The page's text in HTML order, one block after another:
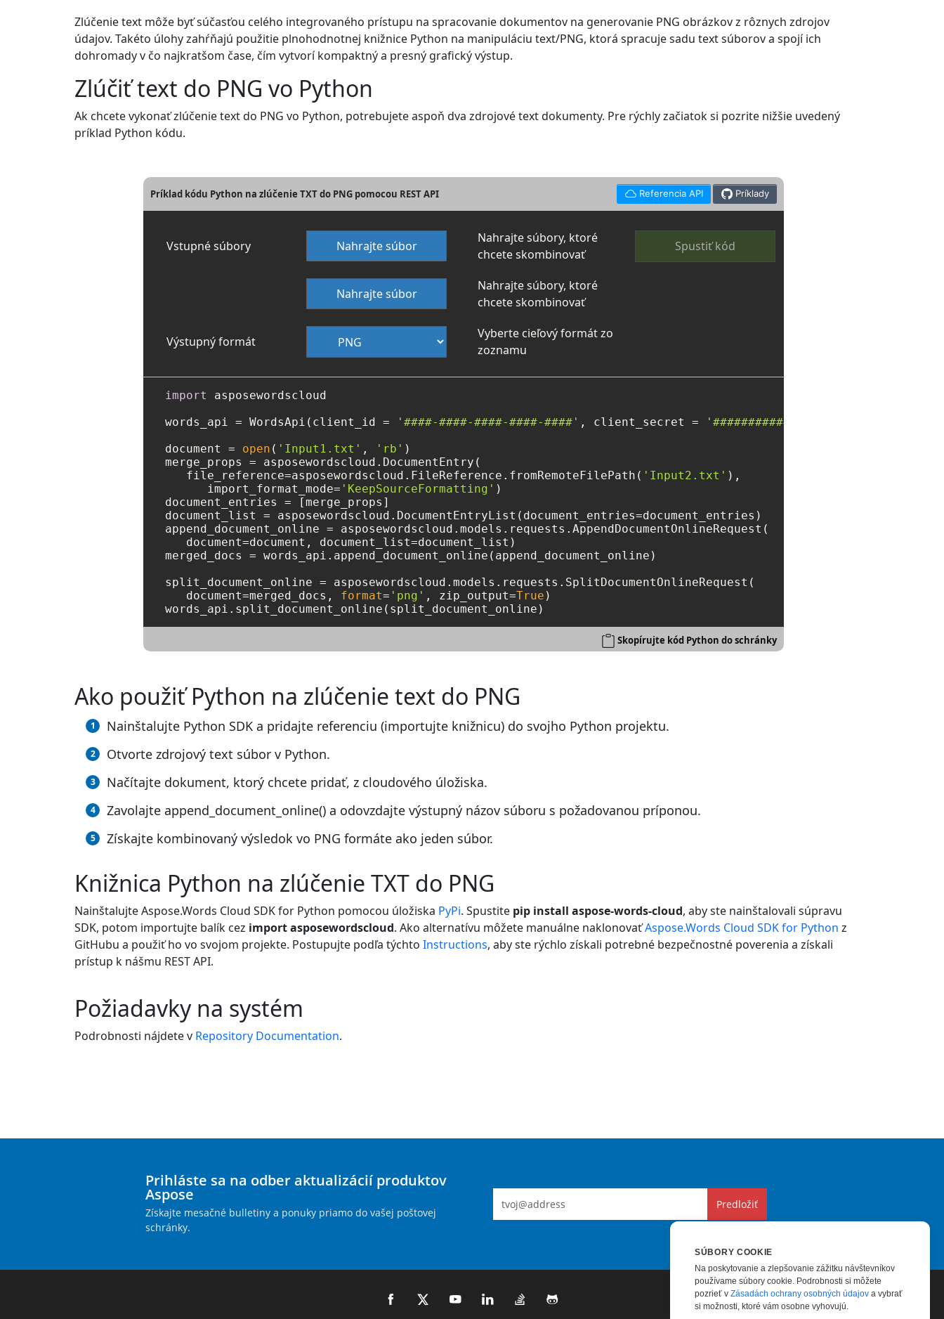
Zlúčenie text môže byť súčasťou celého integrovaného prístupu na spracovanie dokumentov na generovanie PNG obrázkov z rôznych zdrojov
údajov. Takéto úlohy zahŕňajú použitie plnohodnotnej knižnice Python na manipuláciu text/PNG, ktorá spracuje sadu text súborov a spojí ich
dohromady v čo najkratšom čase, čím vytvorí kompaktný a presný grafický výstup.
Zlúčiť text do PNG vo Python
Ak chcete vykonať zlúčenie text do PNG vo Python, potrebujete aspoň dva zdrojové text dokumenty. Pre rýchly začiatok si pozrite nižšie uvedený
príklad Python kódu.
Príklad kódu Python na zlúčenie TXT do PNG pomocou REST API Referencia API Príklady
Vstupné súbory Nahrajte súbor
Nahrajte súbory, ktoré
chcete skombinovať
Spustiť kód
Nahrajte súbor
Nahrajte súbory, ktoré
chcete skombinovať
Výstupný formát
Vyberte cieľový formát zo
zoznamu
import
asposewordscloud
words_api = WordsApi(client_id =
'####-####-####-####-####' , client_secret = '##################'
document = open ( 'Input1.txt' , 'rb' )
merge_props = asposewordscloud.DocumentEntry(
   file_reference=asposewordscloud.FileReference.fromRemoteFilePath(
'Input2.txt' ),
      import_format_mode=
'KeepSourceFormatting' )
document_entries = [merge_props]
document_list = asposewordscloud.DocumentEntryList(document_entries=document_entries)
append_document_online = asposewordscloud.models.requests.AppendDocumentOnlineRequest(
   document=document, document_list=document_list)
merged_docs = words_api.append_document_online(append_document_online)
split_document_online = asposewordscloud.models.requests.SplitDocumentOnlineRequest(
   document=merged_docs,
format= 'png' , zip_output=True )
Skopírujte kód Python do schránky
Ako použiť Python na zlúčenie text do PNG
Nainštalujte Python SDK a pridajte referenciu (importujte knižnicu) do svojho Python projektu.
Otvorte zdrojový text súbor v Python.
Načítajte dokument, ktorý chcete pridať, z cloudového úložiska.
Zavolajte append_document_online() a odovzdajte výstupný názov súboru s požadovanou príponou.
Získajte kombinovaný výsledok vo PNG formáte ako jeden súbor.
Knižnica Python na zlúčenie TXT do PNG
Nainštalujte Aspose.Words Cloud SDK for Python pomocou úložiska PyPi. Spustite pip install aspose-words-cloud, aby ste nainštalovali súpravu
SDK, potom importujte balík cez import asposewordscloud. Ako alternatívu môžete manuálne naklonovaťAspose.Words Cloud SDK for Python z
GitHubu a použiť ho vo svojom projekte. Postupujte podľa týchto Instructions, aby ste rýchlo získali potrebné bezpečnostné poverenia a získali
prístup k nášmu REST API.
Požiadavky na systém
Podrobnosti nájdete v Repository Documentation.
Prihláste sa na odber aktualizácií produktov
Aspose
Získajte mesačné bulletiny a ponuky priamo do vašej poštovej
schránky.
Predložiť
SÚBORY COOKIE
Na poskytovanie a zlepšovanie zážitku návštevníkov
používame súbory cookie. Podrobnosti si môžete
pozrieť v Zásadách ochrany osobných údajov a vybrať
si možnosti, ktoré vám osobne vyhovujú.